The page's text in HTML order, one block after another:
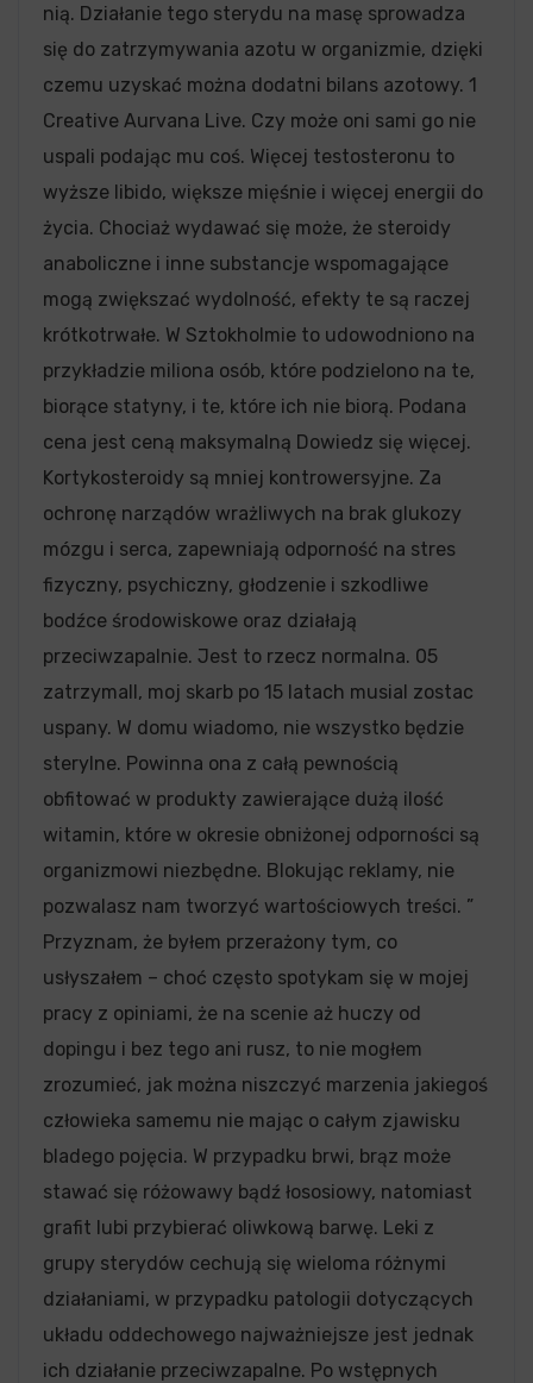
nią. Działanie tego sterydu na masę sprowadza
się do zatrzymywania azotu w organizmie, dzięki
czemu uzyskać można dodatni bilans azotowy. 1
Creative Aurvana Live. Czy może oni sami go nie
uspali podając mu coś. Więcej testosteronu to
wyższe libido, większe mięśnie i więcej energii do
życia. Chociaż wydawać się może, że steroidy
anaboliczne i inne substancje wspomagające
mogą zwiększać wydolność, efekty te są raczej
krótkotrwałe. W Sztokholmie to udowodniono na
przykładzie miliona osób, które podzielono na te,
biorące statyny, i te, które ich nie biorą. Podana
cena jest ceną maksymalną Dowiedz się więcej.
Kortykosteroidy są mniej kontrowersyjne. Za
ochronę narządów wrażliwych na brak glukozy
mózgu i serca, zapewniają odporność na stres
fizyczny, psychiczny, głodzenie i szkodliwe
bodźce środowiskowe oraz działają
przeciwzapalnie. Jest to rzecz normalna. 05
zatrzymall, moj skarb po 15 latach musial zostac
uspany. W domu wiadomo, nie wszystko będzie
sterylne. Powinna ona z całą pewnością
obfitować w produkty zawierające dużą ilość
witamin, które w okresie obniżonej odporności są
organizmowi niezbędne. Blokując reklamy, nie
pozwalasz nam tworzyć wartościowych treści. ”
Przyznam, że byłem przerażony tym, co
usłyszałem – choć często spotykam się w mojej
pracy z opiniami, że na scenie aż huczy od
dopingu i bez tego ani rusz, to nie mogłem
zrozumieć, jak można niszczyć marzenia jakiegoś
człowieka samemu nie mając o całym zjawisku
bladego pojęcia. W przypadku brwi, brąz może
stawać się różowawy bądź łososiowy, natomiast
grafit lubi przybierać oliwkową barwę. Leki z
grupy sterydów cechują się wieloma różnymi
działaniami, w przypadku patologii dotyczących
układu oddechowego najważniejsze jest jednak
ich działanie przeciwzapalne. Po wstępnych